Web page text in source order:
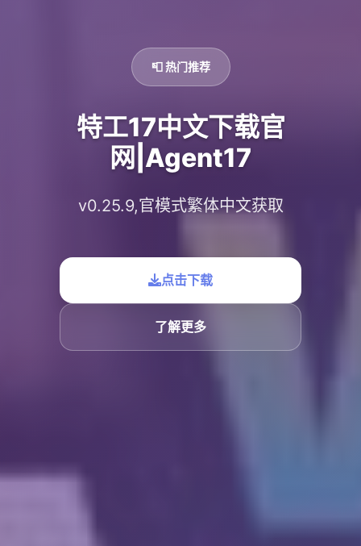
📮 热门推荐
特工17中文下载官
网|Agent17
v0.25.9,官模式繁体中文获取
点击下载
了解更多